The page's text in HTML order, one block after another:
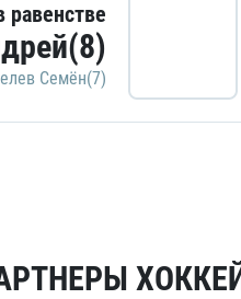
равенстве
Семён(7)